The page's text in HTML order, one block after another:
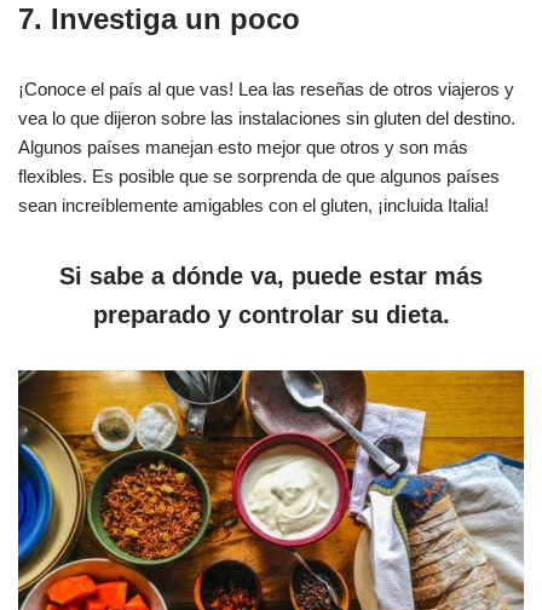
7. Investiga un poco
¡Conoce el país al que vas! Lea las reseñas de otros viajeros y
vea lo que dijeron sobre las instalaciones sin gluten del destino.
Algunos países manejan esto mejor que otros y son más
flexibles. Es posible que se sorprenda de que algunos países
sean increíblemente amigables con el gluten, ¡incluida Italia!
Si sabe a dónde va, puede estar más
preparado y controlar su dieta.